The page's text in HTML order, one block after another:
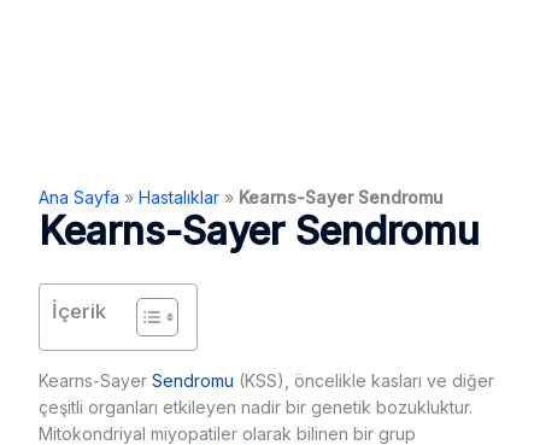
Ana Sayfa » Hastalıklar» Kearns-Sayer Sendromu
Kearns-Sayer Sendromu
İçerik
Kearns-Sayer Sendromu (KSS), öncelikle kasları ve diğer
çeşitli organları etkileyen nadir bir genetik bozukluktur.
Mitokondriyal miyopatiler olarak bilinen bir grup